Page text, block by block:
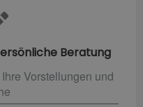
Beratung
Vorstellungen und